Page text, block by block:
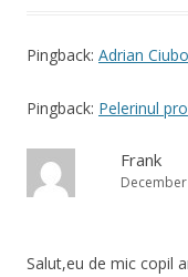
Pingback: Adrian
Pingback: Pelerinul
Frank
Salut,eu de mic copil